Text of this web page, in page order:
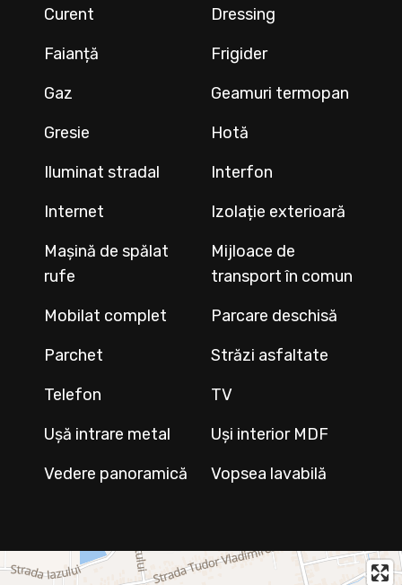
Curent
Dressing
Faianță
Frigider
Gaz
Geamuri termopan
Gresie
Hotă
Iluminat stradal
Interfon
Internet
Izolație exterioară
Mașină de spălat
rufe
Mijloace de
transport în comun
Mobilat complet
Parcare deschisă
Parchet
Străzi asfaltate
Telefon
TV
Ușă intrare metal
Uși interior MDF
Vedere panoramică
Vopsea lavabilă